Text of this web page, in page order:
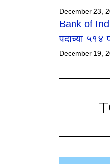
December 23,
Bank of
पदाच्या ५१४
December 19,